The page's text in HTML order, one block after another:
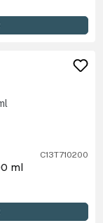
C13T710200
ml